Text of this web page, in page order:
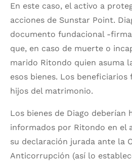
En este caso, el activo a
acciones de Sunstar Point.
documento fundacional -
que, en caso de muerte o
marido Ritondo quien asuma
esos bienes. Los
hijos del matrimonio.
Los bienes de Diago deberían
informados por Ritondo en el
su declaración jurada ante la
Anticorrupción (así lo